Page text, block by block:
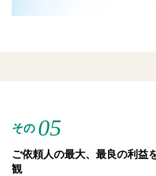
その 05
ご依頼人の最大、最良の利益
観